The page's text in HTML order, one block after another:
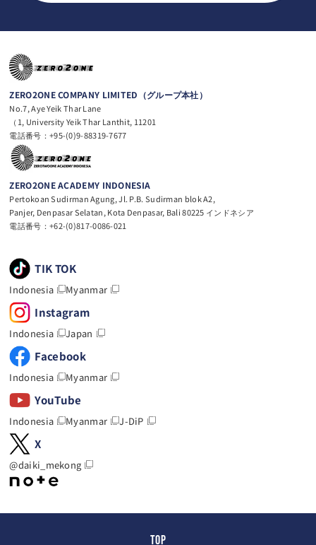
ZERO2ONE COMPANY LIMITED（グループ本社）
No.7, Aye Yeik Thar Lane
（1, University Yeik Thar Lanthit, 11201
電話番号：+95-(0)9-88319-7677
ZERO2ONE ACADEMY INDONESIA
Pertokoan Sudirman Agung, Jl. P.B. Sudirman blok A2,
Panjer, Denpasar Selatan, Kota Denpasar, Bali 80225 インドネシア
電話番号：+62-(0)817-0086-021
TIK TOK
Indonesia Myanmar
Instagram
Indonesia Japan
Facebook
Indonesia Myanmar
YouTube
Indonesia Myanmar J-DiP
X
@daiki_mekong
TOP